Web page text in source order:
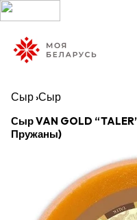
Сыр›Сыр
Сыр VAN GOLD
Пружаны)